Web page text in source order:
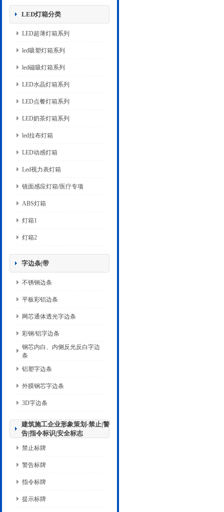
LED灯箱分类
LED超薄灯箱系列
led吸塑灯箱系列
led磁吸灯箱系列
LED水晶灯箱系列
LED点餐灯箱系列
LED奶茶灯箱系列
led拉布灯箱
LED动感灯箱
Led视力表灯箱
镜面感应灯箱/医疗专项
ABS灯箱
灯箱1
灯箱2
字边条|带
不锈钢边条
平板彩铝边条
网芯通体透光字边条
彩钢/铝字边条
钢芯内白、内侧反光反白字边
条
铝塑字边条
外膜钢芯字边条
3D字边条
建筑施工企业形象策划-禁止|警
告|指令标识|安全标志
禁止标牌
警告标牌
指令标牌
提示标牌